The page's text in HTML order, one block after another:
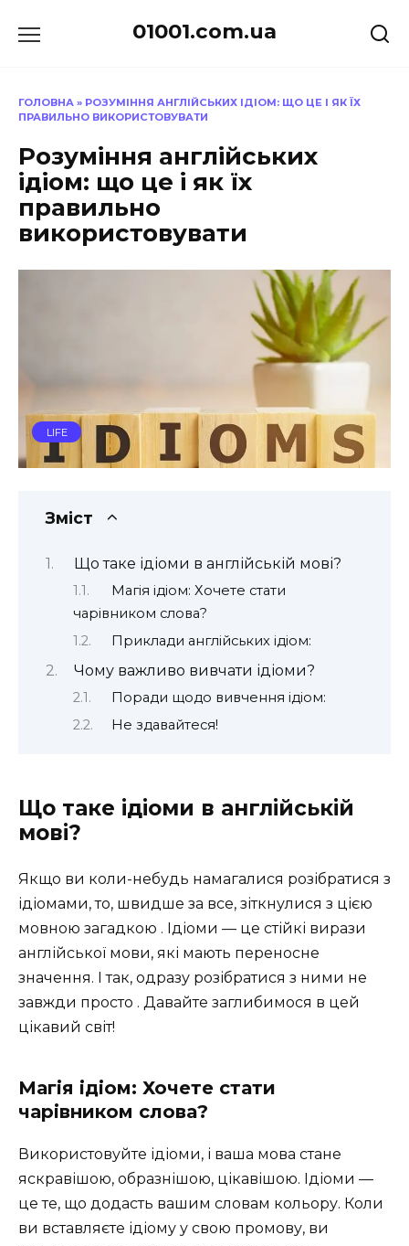
до
01001.com.ua
ГОЛОВНА » РОЗУМІННЯ АНГЛІЙСЬКИХ ІДІОМ: ЩО ЦЕ І ЯК ЇХ
ПРАВИЛЬНО ВИКОРИСТОВУВАТИ
Розуміння англійських
ідіом: що це і як їх
правильно
використовувати
LIFE
Зміст
Що таке ідіоми в англійській мові?
Магія ідіом: Хочете стати
чарівником слова?
Приклади англійських ідіом:
Чому важливо вивчати ідіоми?
Поради щодо вивчення ідіом:
Не здавайтеся!
Що таке ідіоми в англійській
мові?
Якщо ви коли-небудь намагалися розібратися з
ідіомами, то, швидше за все, зіткнулися з цією
мовною загадкою . Ідіоми — це стійкі вирази
англійської мови, які мають переносне
значення. І так, одразу розібратися з ними не
завжди просто . Давайте заглибимося в цей
цікавий світ!
Магія ідіом: Хочете стати
чарівником слова?
Використовуйте ідіоми, і ваша мова стане
яскравішою, образнішою, цікавішою. Ідіоми —
це те, що додасть вашим словам кольору. Коли
ви вставляєте ідіому у свою промову, ви